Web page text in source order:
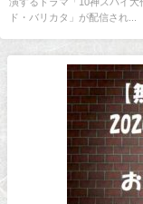
ド・バリカタ」が配信され...